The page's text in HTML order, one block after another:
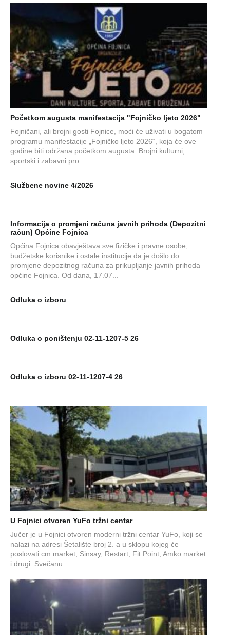
Početkom augusta manifestacija "Fojničko ljeto 2026"
Fojničani, ali brojni gosti Fojnice, moći će uživati u bogatom
programu manifestacije „Fojničko ljeto 2026“, koja će ove
godine biti održana početkom augusta. Brojni kulturni,
sportski i zabavni pro...
Službene novine 4/2026
Informacija o promjeni računa javnih prihoda (Depozitni
račun) Općine Fojnica
Općina Fojnica obavještava sve fizičke i pravne osobe,
budžetske korisnike i ostale institucije da je došlo do
promjene depozitnog računa za prikupljanje javnih prihoda
općine Fojnica. Od dana, 17.07...
Odluka o izboru
Odluka o poništenju 02-11-1207-5 26
Odluka o izboru 02-11-1207-4 26
U Fojnici otvoren YuFo tržni centar
Jučer je u Fojnici otvoren moderni tržni centar YuFo, koji se
nalazi na adresi Šetalište broj 2. a u sklopu kojeg će
poslovati cm market, Sinsay, Restart, Fit Point, Amko market
i drugi. Svečanu...